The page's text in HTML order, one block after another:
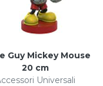
Guy Mickey Mouse
20 cm
Universali